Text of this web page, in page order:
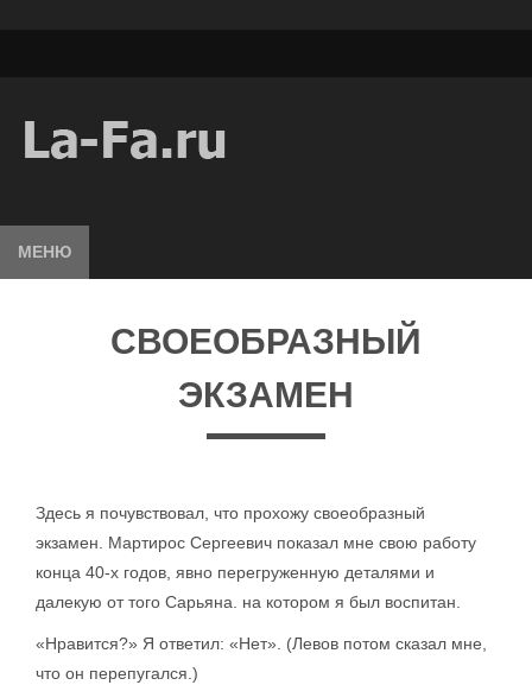
МЕНЮ
СВОЕОБРАЗНЫЙ
ЭКЗАМЕН
Здесь я почувствовал, что прохожу своеобразный
экзамен. Мартирос Сергеевич показал мне свою работу
конца 40-х годов, явно перегруженную деталями и
далекую от того Сарьяна. на котором я был воспитан.
«Нравится?» Я ответил: «Нет». (Левов потом сказал мне,
что он перепугался.)